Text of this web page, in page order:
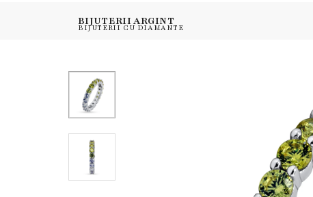
BIJUTERII CU DIAMANTE
BIJUTERII ARGINT